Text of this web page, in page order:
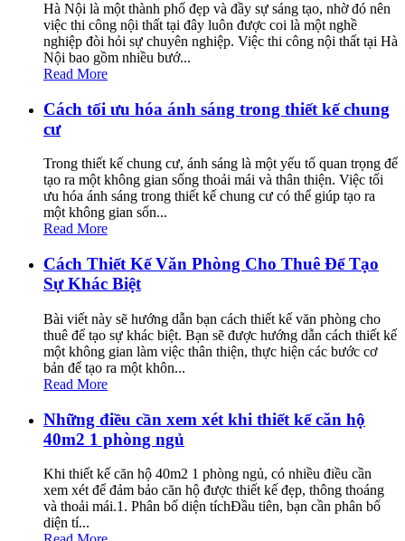
Hà Nội là một thành phố đẹp và đầy sự sáng tạo, nhờ đó nên
việc thi công nội thất tại đây luôn được coi là một nghề
nghiệp đòi hỏi sự chuyên nghiệp. Việc thi công nội thất tại Hà
Nội bao gồm nhiều bướ...
Read More
Cách tối ưu hóa ánh sáng trong thiết kế chung
cư
Trong thiết kế chung cư, ánh sáng là một yếu tố quan trọng để
tạo ra một không gian sống thoải mái và thân thiện. Việc tối
ưu hóa ánh sáng trong thiết kế chung cư có thể giúp tạo ra
một không gian sốn...
Read More
Cách Thiết Kế Văn Phòng Cho Thuê Để Tạo
Sự Khác Biệt
Bài viết này sẽ hướng dẫn bạn cách thiết kế văn phòng cho
thuê để tạo sự khác biệt. Bạn sẽ được hướng dẫn cách thiết kế
một không gian làm việc thân thiện, thực hiện các bước cơ
bản để tạo ra một khôn...
Read More
Những điều cần xem xét khi thiết kế căn hộ
40m2 1 phòng ngủ
Khi thiết kế căn hộ 40m2 1 phòng ngủ, có nhiều điều cần
xem xét để đảm bảo căn hộ được thiết kế đẹp, thông thoáng
và thoải mái.1. Phân bố diện tíchĐầu tiên, bạn cần phân bố
diện tí...